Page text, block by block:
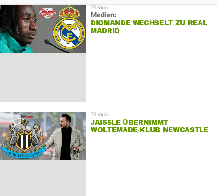
Medien:
DIOMANDE WECHSELT ZU REAL
MADRID
JAISSLE ÜBERNIMMT
WOLTEMADE-KLUB NEWCASTLE